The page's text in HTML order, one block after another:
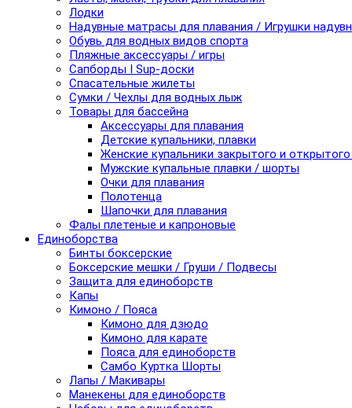
Лодки
Надувные матрасы для плавания / Игрушки
Обувь для водных видов спорта
Пляжные аксессуары / игры
Сапборды I Sup-доски
Спасательные жилеты
Сумки / Чехлы для водных лыж
Товары для бассейна
Аксессуары для плавания
Детские купальники, плавки
Женские купальники закрытого и
Мужские купальные плавки / шорты
Очки для плавания
Полотенца
Шапочки для плавания
Фалы плетеные и капроновые
Единоборства
Бинты боксерские
Боксерские мешки / Груши / Подвесы
Защита для единоборств
Капы
Кимоно / Пояса
Кимоно для дзюдо
Кимоно для карате
Пояса для единоборств
Самбо Куртка Шорты
Лапы / Макивары
Манекены для единоборств